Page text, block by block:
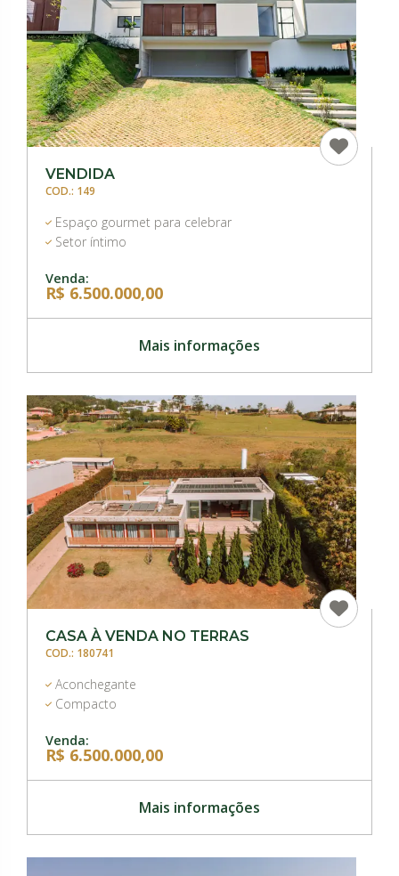
VENDIDA
COD.: 149
Espaço gourmet para celebrar
Setor íntimo
Venda:
R$ 6.500.000,00
Mais informações
CASA À VENDA NO TERRAS
COD.: 180741
Aconchegante
Compacto
Venda:
R$ 6.500.000,00
Mais informações